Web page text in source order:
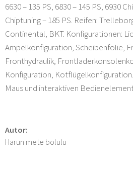
6630 – 135 PS, 6830 – 145 PS, 6930
Chiptuning – 185 PS. Reifen:
Continental, BKT. Konfigurationen:
Ampelkonfiguration, Scheibenfolie,
Fronthydraulik,
Konfiguration,
Maus und interaktiven
Autor:
Harun mete bolulu